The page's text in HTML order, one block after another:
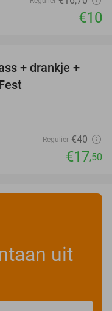
€10
56%
+ drankje +
Regulier €40
€17,50
uit